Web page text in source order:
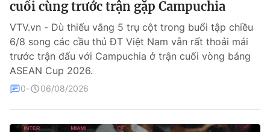
Bóng đá
Thể thao Điện tử
Các môn khác
cuối cùng trước trận gặp Campuchia
VTV.vn - Dù thiếu vắng 5 trụ cột trong buổi tập chiều
6/8 song các cầu thủ ĐT Việt Nam vẫn rất thoải mái
trước trận đấu với Campuchia ở trận cuối vòng bảng
ASEAN Cup 2026.
0 06/08/2026